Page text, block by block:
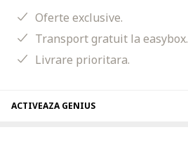
Oferte exclusive.
Transport gratuit la easybox.
Livrare prioritara.
ACTIVEAZA GENIUS